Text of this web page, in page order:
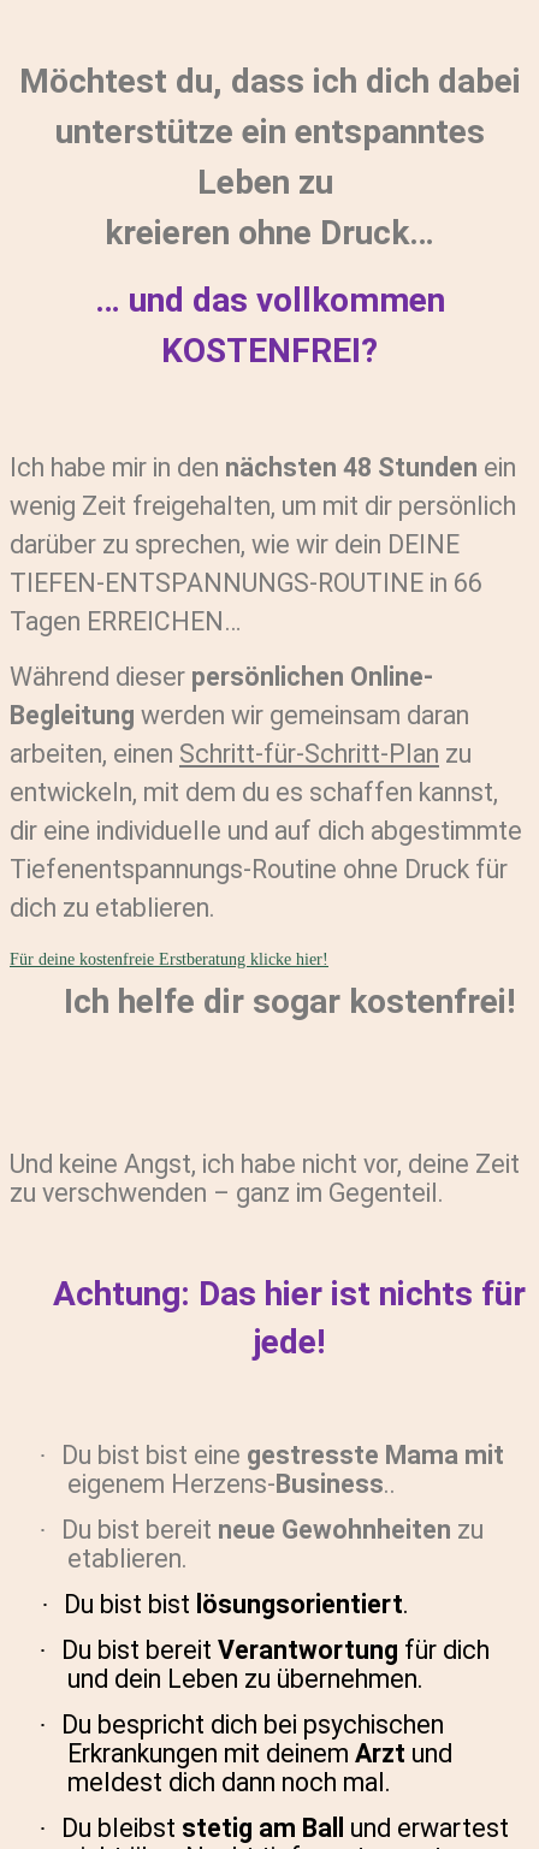
Möchtest du, dass ich dich dabei
unterstütze ein entspanntes
Leben zu
kreieren ohne Druck…
… und das vollkommen
KOSTENFREI?
Ich habe mir in den nächsten 48 Stunden ein
wenig Zeit freigehalten, um mit dir persönlich
darüber zu sprechen, wie wir dein DEINE
TIEFEN-ENTSPANNUNGS-ROUTINE in 66
Tagen ERREICHEN…
Während dieser persönlichen Online-
Begleitung werden wir gemeinsam daran
arbeiten, einen Schritt-für-Schritt-Plan zu
entwickeln, mit dem du es schaffen kannst,
dir eine individuelle und auf dich abgestimmte
Tiefenentspannungs-Routine ohne Druck für
dich zu etablieren.
Für deine kostenfreie Erstberatung klicke hier!
Ich helfe dir sogar kostenfrei!
Und keine Angst, ich habe nicht vor, deine Zeit
zu verschwenden – ganz im Gegenteil.
Achtung: Das hier ist nichts für
jede!
· Du bist bist eine gestresste Mama mit
eigenem Herzens-Business..
· Du bist bereit neue Gewohnheiten zu
etablieren.
· Du bist bist lösungsorientiert.
· Du bist bereit Verantwortung für dich
und dein Leben zu übernehmen.
·
Du bespricht dich bei psychischen
Erkrankungen mit deinem Arzt und
meldest dich dann noch mal.
· Du bleibst stetig am Ball
und erwartest